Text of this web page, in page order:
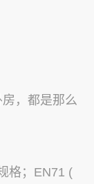
，都是那么
格；EN71 (